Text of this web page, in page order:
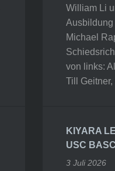
William Li
Ausbildung
Michael
von links:
Till
KIYARA
USC
3 Juli 2026